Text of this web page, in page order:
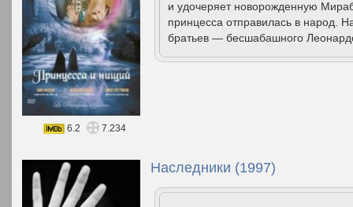
и удочеряет новорожденную
принцесса отправилась в народ.
братьев — бесшабашного
6.2 7.234
Наследники (1997)